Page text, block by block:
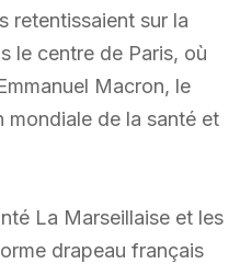
retentissaient sur la
le centre de Paris, où
Macron, le
mondiale de la santé et
La Marseillaise et les
drapeau français